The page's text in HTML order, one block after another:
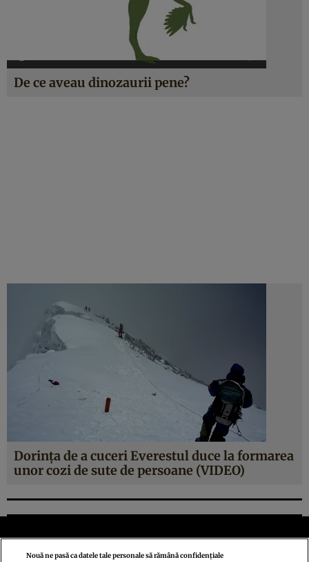
De ce aveau dinozaurii pene?
Dorinţa de a cuceri Everestul duce la formarea
unor cozi de sute de persoane (VIDEO)
Nouă ne pasă ca datele tale personale să rămână confidențiale